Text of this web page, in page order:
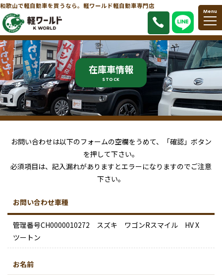
和歌山で軽自動車を買うなら。軽ワールド軽自動車専門店
Menu
在庫車情報
STOCK
お問い合わせは以下のフォームの空欄をうめて、「確認」ボタン
を押して下さい。
必須項目は、記入漏れがありますとエラーになりますのでご注意
下さい。
お問い合わせ車種
管理番号CH0000010272 スズキ ワゴンRスマイル HV X
ツートン
お名前